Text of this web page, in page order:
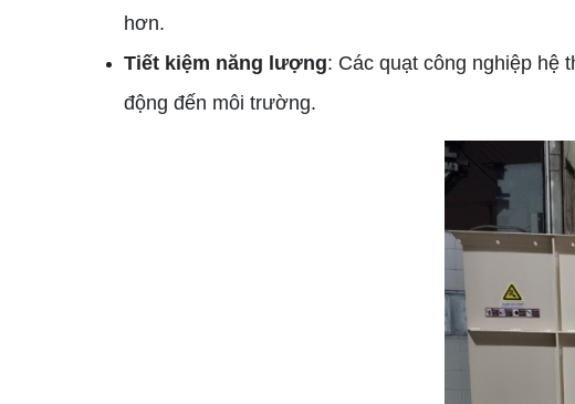
hơn.
Tiết kiệm năng lượng: Các quạt công nghiệp hệ
động đến môi trường.